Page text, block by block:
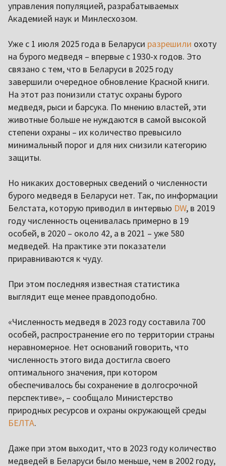
управления популяцией, разрабатываемых
Академией наук и Минлесхозом.
Уже с 1 июля 2025 года в Беларуси разрешили охоту
на бурого медведя – впервые с 1930-х годов. Это
связано с тем, что в Беларуси в 2025 году
завершили очередное обновление Красной книги.
На этот раз понизили статус охраны бурого
медведя, рыси и барсука. По мнению властей, эти
животные больше не нуждаются в самой высокой
степени охраны – их количество превысило
минимальный порог и для них снизили категорию
защиты.
Но никаких достоверных сведений о численности
бурого медведя в Беларуси нет. Так, по информации
Белстата, которую приводил в интервью DW, в 2019
году численность оценивалась примерно в 19
особей, в 2020 – около 42, а в 2021 – уже 580
медведей. На практике эти показатели
приравниваются к чуду.
При этом последняя известная статистика
выглядит еще менее правдоподобно.
«Численность медведя в 2023 году составила 700
особей, распространение его по территории страны
неравномерное. Нет оснований говорить, что
численность этого вида достигла своего
оптимального значения, при котором
обеспечивалось бы сохранение в долгосрочной
перспективе», – сообщало Министерство
природных ресурсов и охраны окружающей среды
БЕЛТА.
Даже при этом выходит, что в 2023 году количество
медведей в Беларуси было меньше, чем в 2002 году,